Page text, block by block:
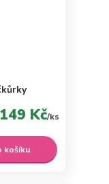
149 Kč/ks
košíku